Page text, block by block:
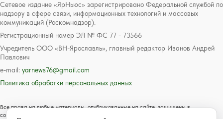
Сетевое издание «ЯрНьюс» зарегистрировано Федеральной службой по
надзору в сфере связи, информационных технологий и массовых
коммуникаций (Роскомнадзор).
Регистрационный номер ЭЛ № ФС 77 - 73566
Учредитель ООО «ВН-Ярославль», главный редактор Иванов Андрей
Павлович
e-mail: yarnews76@gmail.com
Политика обработки персональных данных
Все права на любые материалы, опубликованные на сайте, защищены в
соответствии с российским и международным законодательством об авторском